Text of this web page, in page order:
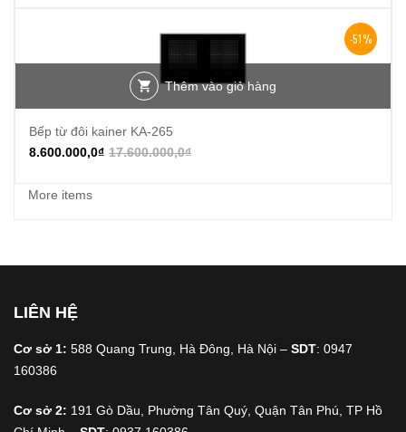
-51%
Thêm vào giỏ hàng
Bếp từ đôi kainer KA-265
17.600.000,0₫
8.600.000,0₫
More items
LIÊN HỆ
Cơ sở 1: 588 Quang Trung, Hà Đông, Hà Nội – SDT: 0947
160386
Cơ sở 2: 191 Gò Dầu, Phường Tân Quý, Quận Tân Phú, TP Hồ